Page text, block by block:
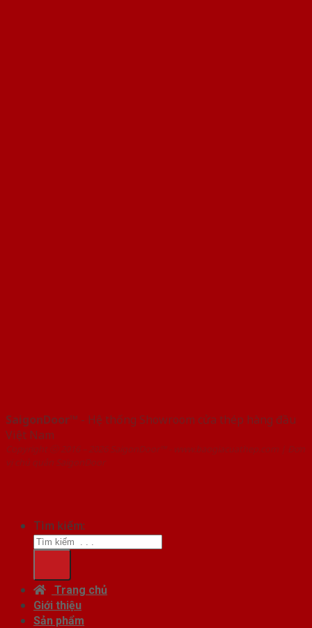
SaigonDoor™ - Hệ thống Showroom cửa thép hàng đầu
Việt Nam
Copyright ⓒ 2016 – 2026 SaigonDoor™ - www.baogiacuathep.com | Đơn
vị chủ quản SaigonDoor
Tìm kiếm:
Trang chủ
Giới thiệu
Sản phẩm